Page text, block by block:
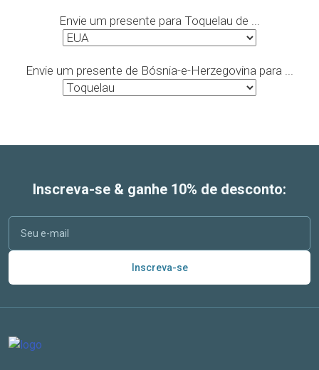
Envie um presente para Toquelau de ...
Envie um presente de Bósnia-e-Herzegovina para ...
Inscreva-se & ganhe 10% de desconto:
Inscreva-se